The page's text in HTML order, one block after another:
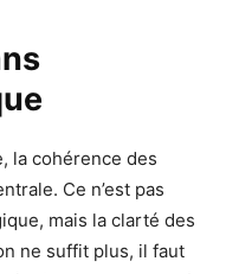
la cohérence des
Ce n’est pas
mais la clarté des
ne suffit plus, il faut